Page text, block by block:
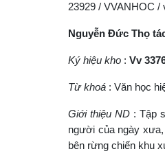
23929 / VVANHOC /
Nguyễn Đức Thọ
Ký hiệu kho : Vv
Từ khoá : Văn học
Giới thiệu ND: Tập
người của ngày
bên rừng chiến khu